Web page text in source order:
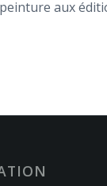
aux